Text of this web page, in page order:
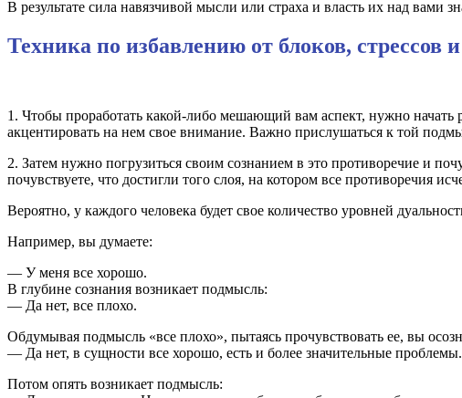
В результате сила навязчивой мысли или страха и власть их над вами
Техника по избавлению от блоков,
1. Чтобы проработать какой-либо мешающий вам аспект, нужно начать
акцентировать на нем свое внимание. Важно прислушаться к той
2. Затем нужно погрузиться своим сознанием в это противоречие и
почувствуете, что достигли того слоя, на котором все противоречия
Вероятно, у каждого человека будет свое количество уровней
Например, вы думаете:
— У меня все хорошо.
В глубине сознания возникает подмысль:
— Да нет, все плохо.
Обдумывая подмысль «все плохо», пытаясь прочувствовать ее, вы
— Да нет, в сущности все хорошо, есть и более значительные проблемы.
Потом опять возникает подмысль: